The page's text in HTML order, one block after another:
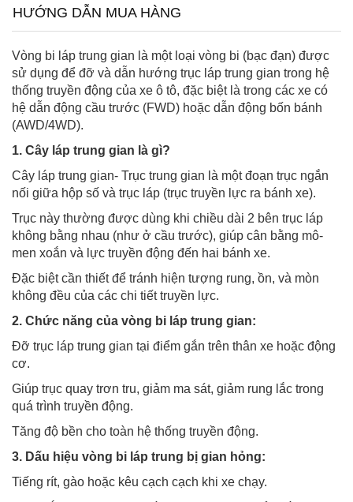
HƯỚNG DẪN MUA HÀNG
Vòng bi láp trung gian là một loại vòng bi (bạc đạn) được
sử dụng để đỡ và dẫn hướng trục láp trung gian trong hệ
thống truyền động của xe ô tô, đặc biệt là trong các xe có
hệ dẫn động cầu trước (FWD) hoặc dẫn động bốn bánh
(AWD/4WD).
1. Cây láp trung gian là gì?
Cây láp trung gian- Trục trung gian là một đoạn trục ngắn
nối giữa hộp số và trục láp (trục truyền lực ra bánh xe).
Trục này thường được dùng khi chiều dài 2 bên trục láp
không bằng nhau (như ở cầu trước), giúp cân bằng mô-
men xoắn và lực truyền động đến hai bánh xe.
Đặc biệt cần thiết để tránh hiện tượng rung, ồn, và mòn
không đều của các chi tiết truyền lực.
2. Chức năng của vòng bi láp trung gian:
Đỡ trục láp trung gian tại điểm gắn trên thân xe hoặc động
cơ.
Giúp trục quay trơn tru, giảm ma sát, giảm rung lắc trong
quá trình truyền động.
Tăng độ bền cho toàn hệ thống truyền động.
3. Dấu hiệu vòng bi láp trung bị gian hỏng:
Tiếng rít, gào hoặc kêu cạch cạch khi xe chạy.